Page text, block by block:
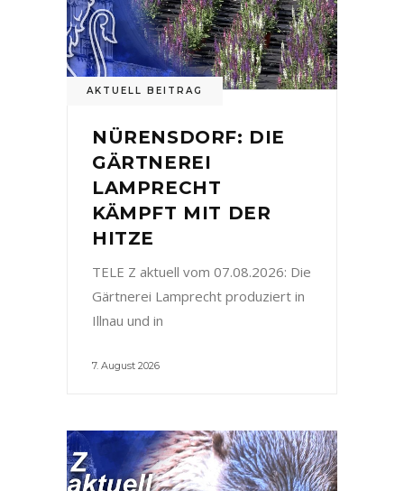
AKTUELL BEITRAG
NÜRENSDORF: DIE
GÄRTNEREI
LAMPRECHT
KÄMPFT MIT DER
HITZE
TELE Z aktuell vom 07.08.2026: Die
Gärtnerei Lamprecht produziert in
Illnau und in
7. August 2026